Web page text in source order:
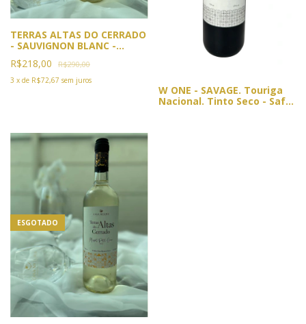
TERRAS ALTAS DO CERRADO
- SAUVIGNON BLANC -
SAFRA 2022
R$218,00 R$290,00
3 x de R$72,67 sem juros
W ONE - SAVAGE. Touriga
Nacional. Tinto Seco - Safra
ESGOTADO